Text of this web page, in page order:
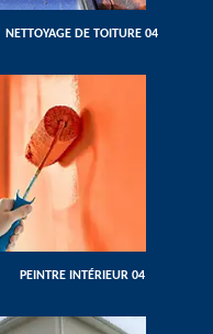
NETTOYAGE DE TOITURE 04
PEINTRE INTÉRIEUR 04